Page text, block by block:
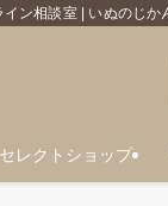
ン相談室 | いぬのじか
セレクトショップ